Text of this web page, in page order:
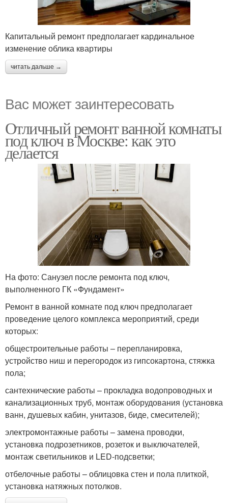
Капитальный ремонт предполагает кардинальное
изменение облика квартиры
читать дальше →
Вас может заинтересовать
Отличный ремонт ванной комнаты
под ключ в Москве: как это
делается
На фото: Санузел после ремонта под ключ,
выполненного ГК «Фундамент»
Ремонт в ванной комнате под ключ предполагает
проведение целого комплекса мероприятий, среди
которых:
общестроительные работы – перепланировка,
устройство ниш и перегородок из гипсокартона, стяжка
пола;
сантехнические работы – прокладка водопроводных и
канализационных труб, монтаж оборудования (установка
ванн, душевых кабин, унитазов, биде, смесителей);
электромонтажные работы – замена проводки,
установка подрозетников, розеток и выключателей,
монтаж светильников и LED-подсветки;
отбелочные работы – облицовка стен и пола плиткой,
установка натяжных потолков.